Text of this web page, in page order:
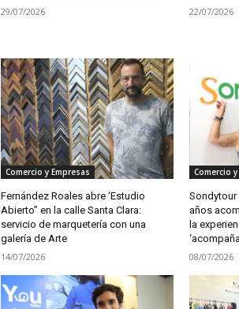
29/07/2026
22/07/2026
Comercio y Empresas
Fernández Roales abre ‘Estudio
Abierto” en la calle Santa Clara:
servicio de marquetería con una
galería de Arte
14/07/2026
Comercio
Sondytour
años
la
08/07/2026